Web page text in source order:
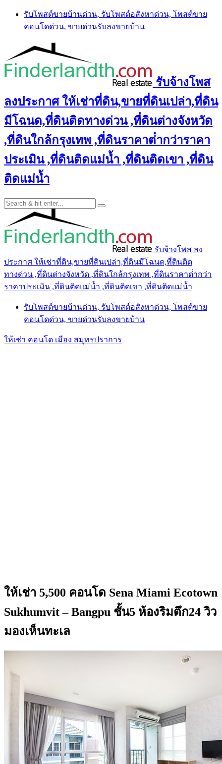
Skip
content
รับโพสต์ขายบ้านด่วน, รับโพสต์อสังหาด่วน, โพสต์ขาย
คอนโดด่วน, ขายด่วนรับลงขายบ้าน
รับจ้างโพส
ลงประกาศ ให้เช่าที่ดิน,ขายที่ดินเปล่า,ที่ดิน
มีโฉนด,ที่ดินติดทางด่วน ,ที่ดินต่างจังหวัด
,ที่ดินใกล้กรุงเทพ ,ที่ดินราคาต่ํากว่าราคา
ประเมิน ,ที่ดินติดแม่น้ำ ,ที่ดินติดเขา ,ที่ดิน
ติดแม่น้ำ
รับจ้างโพส ลง
ประกาศ ให้เช่าที่ดิน,ขายที่ดินเปล่า,ที่ดินมีโฉนด,ที่ดินติด
ทางด่วน ,ที่ดินต่างจังหวัด ,ที่ดินใกล้กรุงเทพ ,ที่ดินราคาต่ํากว่า
ราคาประเมิน ,ที่ดินติดแม่น้ำ ,ที่ดินติดเขา ,ที่ดินติดแม่น้ำ
รับโพสต์ขายบ้านด่วน, รับโพสต์อสังหาด่วน, โพสต์ขาย
คอนโดด่วน, ขายด่วนรับลงขายบ้าน
ให้เช่า คอนโด เมือง สมุทรปราการ
ให้เช่า 5,500 คอนโด Sena Miami Ecotown
Sukhumvit – Bangpu ชั้น5 ห้องริมตึก24 วิว
มองเห็นทะเล